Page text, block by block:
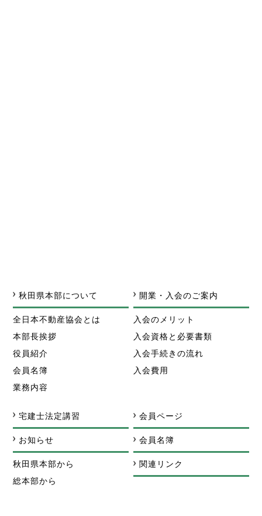
秋田県本部について
全日本不動産協会とは
本部長挨拶
役員紹介
会員名簿
業務内容
開業・入会のご案内
入会のメリット
入会資格と必要書類
入会手続きの流れ
入会費用
宅建士法定講習
お知らせ
秋田県本部から
総本部から
会員ページ
会員名簿
関連リンク